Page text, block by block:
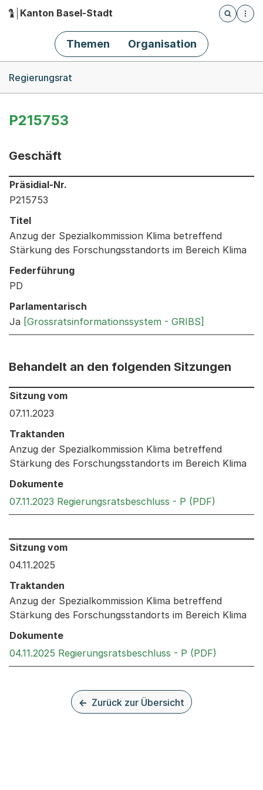
Hauptnavigation
Kanton Basel-Stadt
Öffnet
Themen Organisation
Regierungsrat
P215753
Geschäft
Informationen zum Ausgewählten Geschäft
Präsidial-Nr.
P215753
Titel
Anzug der Spezialkommission Klima betreffend
Stärkung des Forschungsstandorts im Bereich Klima
Federführung
PD
Parlamentarisch
Ja [Grossratsinformationssystem - GRIBS]
Behandelt an den folgenden Sitzungen
Behandelt an den folgenden Sitzungen: Informationen
Sitzung vom
07.11.2023
Traktanden
Anzug der Spezialkommission Klima betreffend
Stärkung des Forschungsstandorts im Bereich Klima
Dokumente
07.11.2023 Regierungsratsbeschluss - P (PDF)
Behandelt an den folgenden Sitzungen: Informationen
Sitzung vom
04.11.2025
Traktanden
Anzug der Spezialkommission Klima betreffend
Stärkung des Forschungsstandorts im Bereich Klima
Dokumente
04.11.2025 Regierungsratsbeschluss - P (PDF)
Zurück zur Übersicht